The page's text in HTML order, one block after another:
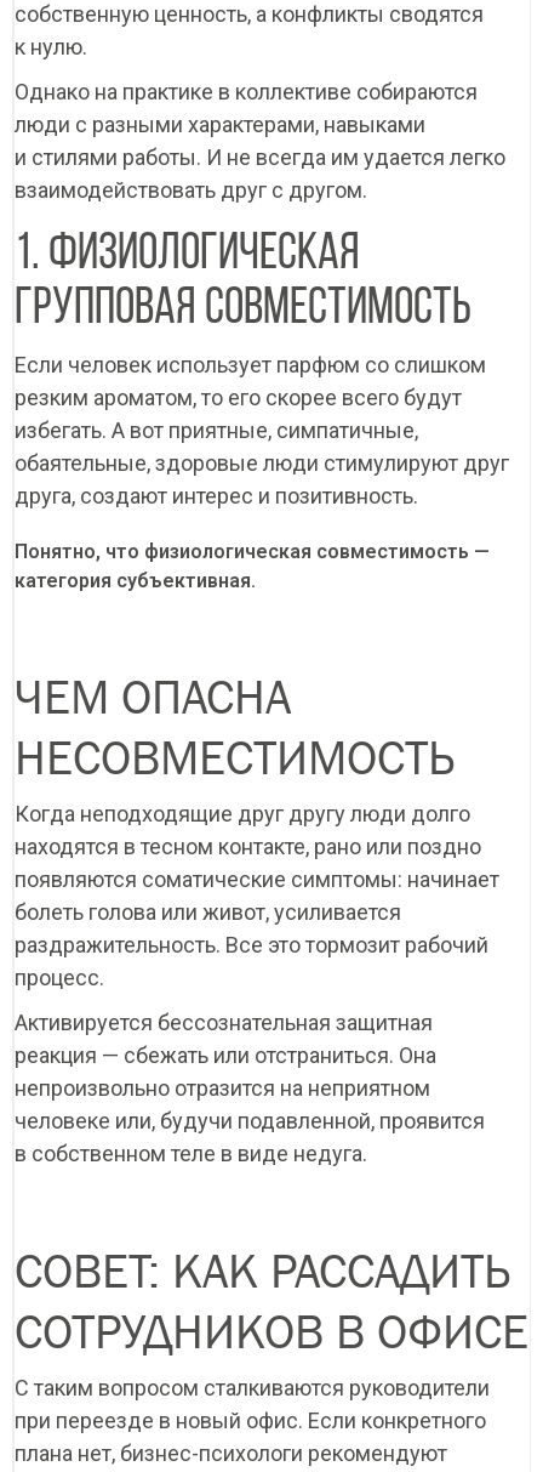
собственную ценность, а конфликты сводятся
к нулю.
Однако на практике в коллективе собираются
люди с разными характерами, навыками
и стилями работы. И не всегда им удается легко
взаимодействовать друг с другом.
1. ФИЗИОЛОГИЧЕСКАЯ
ГРУППОВАЯ СОВМЕСТИМОСТЬ
Если человек использует парфюм со слишком
резким ароматом, то его скорее всего будут
избегать. А вот приятные, симпатичные,
обаятельные, здоровые люди стимулируют друг
друга, создают интерес и позитивность.
Понятно, что физиологическая совместимость —
категория субъективная.
ЧЕМ ОПАСНА
НЕСОВМЕСТИМОСТЬ
Когда неподходящие друг другу люди долго
находятся в тесном контакте, рано или поздно
появляются соматические симптомы: начинает
болеть голова или живот, усиливается
раздражительность. Все это тормозит рабочий
процесс.
Активируется бессознательная защитная
реакция — сбежать или отстраниться. Она
непроизвольно отразится на неприятном
человеке или, будучи подавленной, проявится
в собственном теле в виде недуга.
СОВЕТ: КАК РАССАДИТЬ
СОТРУДНИКОВ В ОФИСЕ
С таким вопросом сталкиваются руководители
при переезде в новый офис. Если конкретного
плана нет, бизнес-психологи рекомендуют